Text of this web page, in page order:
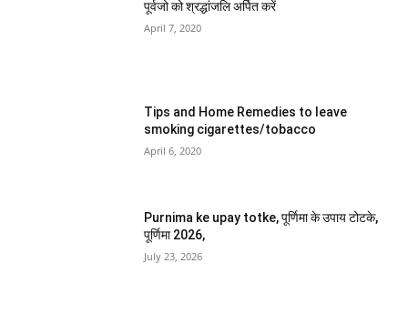
पूर्वजो को श्रद्धांजलि अर्पित करें
April 7, 2020
Tips and Home Remedies to leave
smoking cigarettes/tobacco
April 6, 2020
Purnima ke upay totke, पूर्णिमा के उपाय टोटके,
पूर्णिमा 2026,
July 23, 2026